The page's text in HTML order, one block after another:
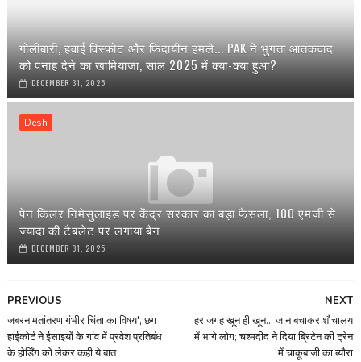
गोलीबारी, हवाई विस्फोट और फिदायीन हमले... PAK ने भुगता आतंकवाद
को पनाह देने का खामियाजा, साल 2025 में क्या-क्या हुआ?
DECEMBER 31, 2025
Desh
पेन किलर निमेसुलाइड पर केंद्र सरकार का बड़ा फैसला, 100 एमजी से
ज्यादा की टैबलेट पर लगाया बैन
DECEMBER 31, 2025
NEXT
हर जगह खून ही खून... जान बचाकर शौचालय
में भागे लोग; चश्‍मदीद ने दिया ब्रिटेन की ट्रेन
में चाकूबाजी का ब्यौरा
PREVIOUS
जबरन मतांतरण गंभीर चिंता का विषय', छग
हाईकोर्ट ने ईसाइयों के गांव में प्रवेश प्रतिबंध
के होर्डिंग को लेकर कही ये बात